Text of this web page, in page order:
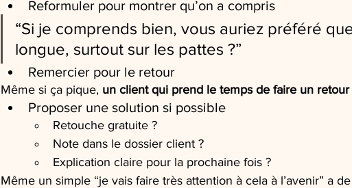
Reformuler pour montrer qu’on a compris
“Si je comprends bien, vous auriez préféré
longue, surtout sur les pattes ?”
Remercier pour le retour
Même si ça pique, un client qui prend le temps de faire un
Proposer une solution si possible
Retouche gratuite ?
Note dans le dossier client ?
Explication claire pour la prochaine fois ?
Même un simple “je vais faire très attention à cela à l’avenir” a de